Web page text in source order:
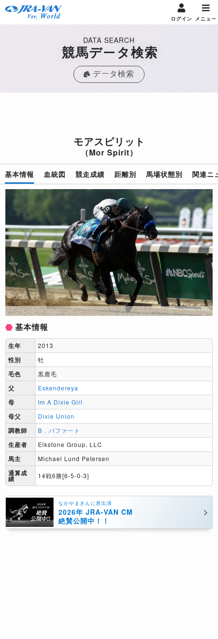
ログイン メニュー
DATA SEARCH
競馬データ検索
データ検索
モアスピリット
（Mor Spirit）
基本情報 血統図 競走成績 距離別 馬場状態別 関連ニ
基本情報
生年 2013
性別 牡
毛色 黒鹿毛
父 Eskendereya
母 Im A Dixie Girl
母父 Dixie Union
調教師 B．バファート
生産者 Elkstone Group, LLC
馬主 Michael Lund Petersen
通算成
績 14戦6勝[6-5-0-3]
なかやまきんに君出演
2026年 JRA-VAN CM
絶賛公開中！！